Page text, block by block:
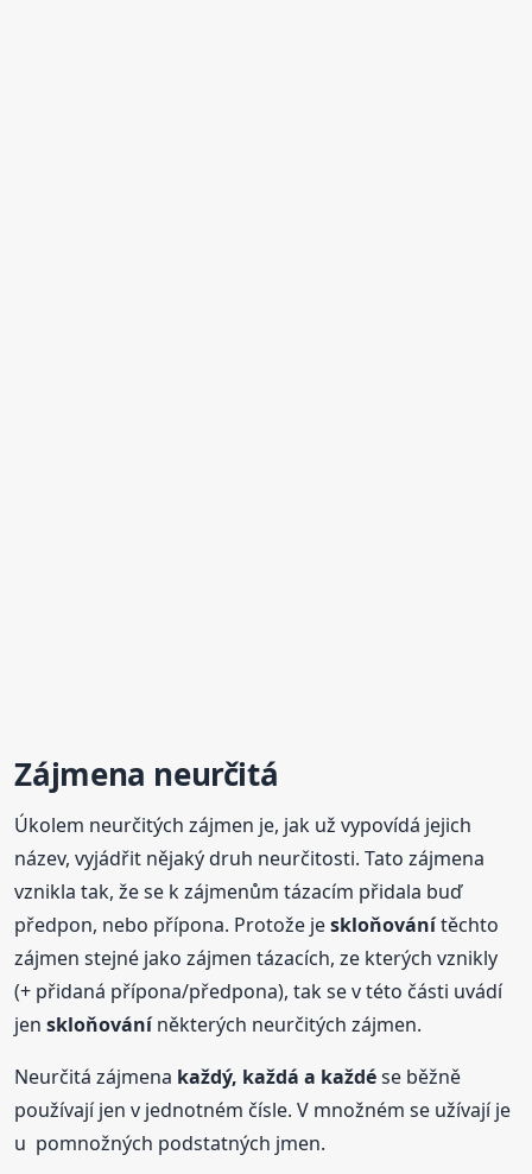
Zájmena neurčitá
Úkolem neurčitých zájmen je, jak už vypovídá jejich
název, vyjádřit nějaký druh neurčitosti. Tato zájmena
vznikla tak, že se k zájmenům tázacím přidala buď
předpon, nebo přípona. Protože jeskloňovánítěchto
zájmen stejné jako zájmen tázacích, ze kterých vznikly
(+ přidaná přípona/předpona), tak se v této části uvádí
jenskloňováníněkterých neurčitých zájmen.
Neurčitá zájmena každý, každá a každése běžně
používají jen v jednotném čísle. V množném se užívají je
u pomnožných podstatných jmen.